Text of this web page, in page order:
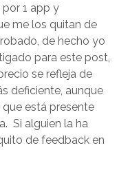
1 app y
me los quitan de
de hecho yo
para este post,
se refleja de
deficiente, aunque
está presente
Si alguien la ha
de feedback en